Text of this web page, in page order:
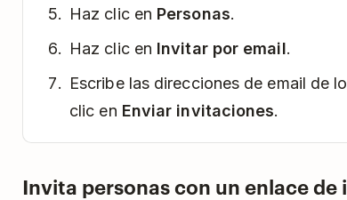
Haz clic en Personas.
Haz clic en Invitar por email.
Escribe las direcciones de email de
clic en Enviar invitaciones.
Invita personas con un enlace